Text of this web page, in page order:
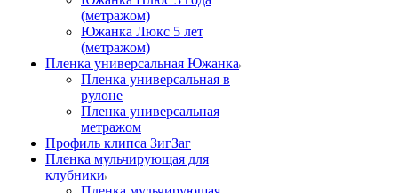
(метражом)
Южанка Люкс 5 лет
(метражом)
Пленка универсальная Южанка
Пленка универсальная в
рулоне
Пленка универсальная
метражом
Профиль клипса ЗигЗаг
Пленка мульчирующая для
клубники